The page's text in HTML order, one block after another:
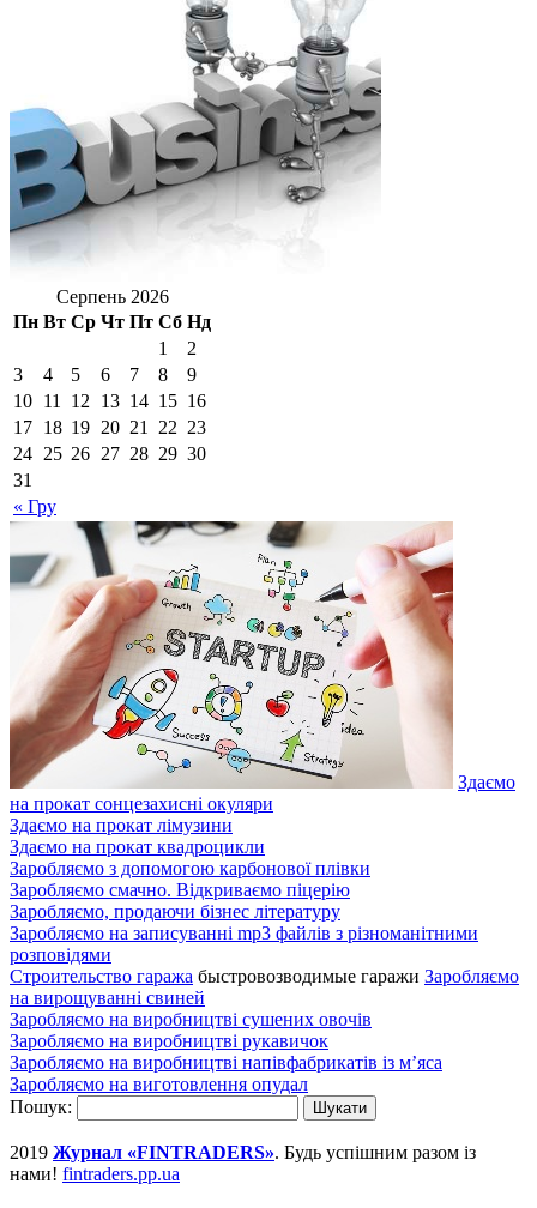
Серпень 2026
Пн Вт Ср Чт Пт Сб Нд
« Гру
1
2
3
4 5 6 7 8
9
10 11 12 13 14 15 16
17 18 19 20 21 22 23
24 25 26 27 28 29 30
31
Здаємо
на прокат сонцезахисні окуляри
Здаємо на прокат лімузини
Здаємо на прокат квадроцикли
Заробляємо з допомогою карбонової плівки
Заробляємо смачно. Відкриваємо піцерію
Заробляємо, продаючи бізнес літературу
Заробляємо на записуванні mp3 файлів з різноманітними
розповідями
Строительство гаража быстровозводимые гаражи Заробляємо
на вирощуванні свиней
Заробляємо на виробництві сушених овочів
Заробляємо на виробництві рукавичок
Заробляємо на виробництві напівфабрикатів із м’яса
Заробляємо на виготовлення опудал
Пошук:
2019 Журнал «FINTRADERS». Будь успішним разом із
нами! fintraders.pp.ua